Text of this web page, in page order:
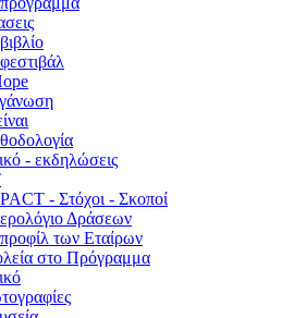
- εκδηλώσεις
- Στόχοι - Σκοποί
Δράσεων
των Εταίρων
στο Πρόγραμμα